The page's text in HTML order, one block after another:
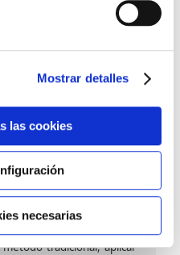
Mostrar detalles
las cookies
necesarias
base agua. En zonas de
con placas, silestone,
dañaría el papel. Su
y tira en seco, sin
sobre un soporte de
tradicional, aplicar